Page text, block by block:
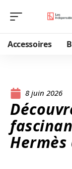
Accessoires
8 juin 2026